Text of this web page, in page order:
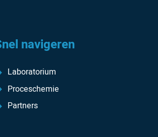
navigeren
Laboratorium
Proceschemie
Partners